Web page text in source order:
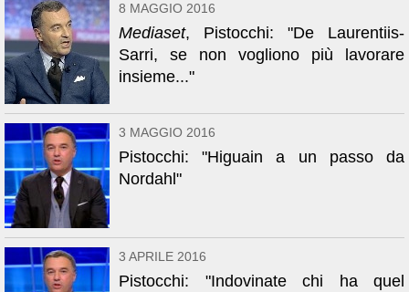
8 MAGGIO 2016
Mediaset, Pistocchi: "De Laurentiis-
Sarri, se non vogliono più lavorare
insieme..."
3 MAGGIO 2016
Pistocchi: "Higuain a un passo da
Nordahl"
3 APRILE 2016
Pistocchi: "Indovinate chi ha quel